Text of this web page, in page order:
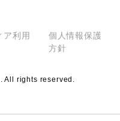
ア利用
個人情報保護
方針
All rights reserved.